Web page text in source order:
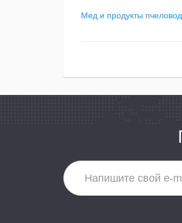
Мед и продукты